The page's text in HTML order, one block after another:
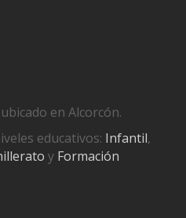
en Alcorcón.
educativos: Infantil,
y Formación